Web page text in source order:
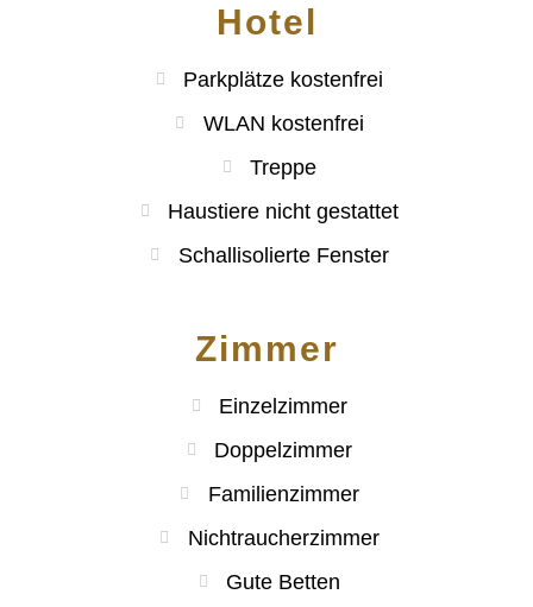
Hotel
Parkplätze kostenfrei
WLAN kostenfrei
Treppe
Haustiere nicht gestattet
Schallisolierte Fenster
Zimmer
Einzelzimmer
Doppelzimmer
Familienzimmer
Nichtraucherzimmer
Gute Betten